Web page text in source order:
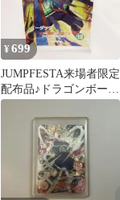
¥699
JUMPFESTA来場者限定
配布品♪ドラゴンボール
スーパーダイバーズプ
ロモカード